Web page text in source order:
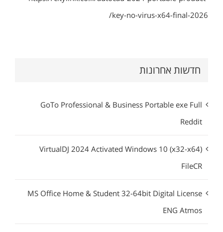
key-no-virus-x64-final-2026/
חדשות אחרונות
GoTo Professional & Business Portable exe Full
Reddit
VirtualDJ 2024 Activated Windows 10 (x32-x64)
FileCR
MS Office Home & Student 32-64bit Digital License
ENG Atmos